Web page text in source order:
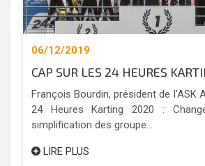
06/12/2019
CAP SUR LES 24 HEURES
François Bourdin, président de l’ASK
24 Heures Karting 2020 :
simplification des groupe...
LIRE PLUS